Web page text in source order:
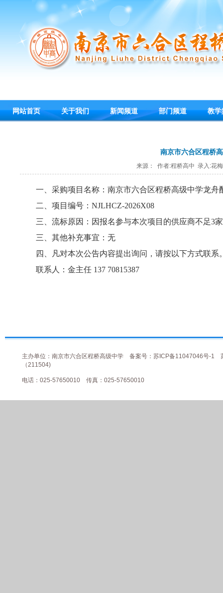
网站首页 关于我们 新闻频道 部门频道 教学
南京市六合区程桥
来源： 作者:程桥高中 录入:花
一、采购项目名称：南京市六合区程桥高级中学龙舟
二、项目编号：NJLHCZ-2026X08
三、流标原因：因报名参与本次项目的供应商不足3
三、其他补充事宜：无
四、凡对本次公告内容提出询问，请按以下方式联系
联系人：金主任 137 70815387
主办单位：南京市六合区程桥高级中学 备案号：苏ICP备11047046号-1
（211504)
电话：025-57650010 传真：025-57650010